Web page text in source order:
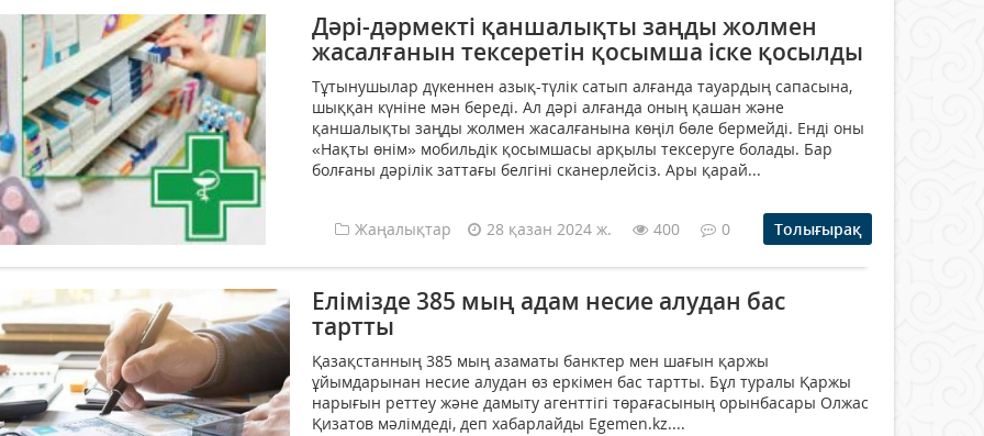
Дәрі-дәрмекті қаншалықты заңды жолмен
жасалғанын тексеретін қосымша іске қосылды
Тұтынушылар дүкеннен азық-түлік сатып алғанда тауардың сапасына,
шыққан күніне мән береді. Ал дәрі алғанда оның қашан және
қаншалықты заңды жолмен жасалғанына көңіл бөле бермейді. Енді оны
«Нақты өнім» мобильдік қосымшасы арқылы тексеруге болады. Бар
болғаны дәрілік заттағы белгіні сканерлейсіз. Ары қарай...
Жаңалықтар 28 қазан 2024 ж. 400 0 Толығырақ
Елімізде 385 мың адам несие алудан бас
тартты
Қазақстанның 385 мың азаматы банктер мен шағын қаржы
ұйымдарынан несие алудан өз еркімен бас тартты. Бұл туралы Қаржы
нарығын реттеу және дамыту агенттігі төрағасының орынбасары Олжас
Қизатов мәлімдеді, деп хабарлайды Egemen.kz....